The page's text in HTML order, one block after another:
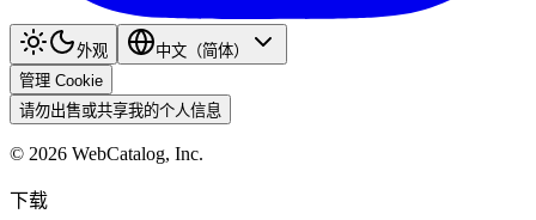
外观
中文（简体）
管理 Cookie
请勿出售或共享我的个人信息
© 2026 WebCatalog, Inc.
下载